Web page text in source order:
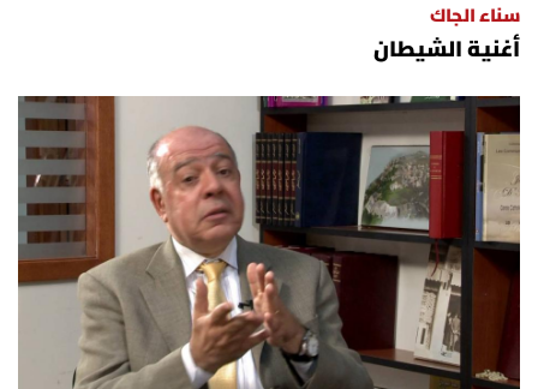
سناء الجاك
أغنية الشيطان